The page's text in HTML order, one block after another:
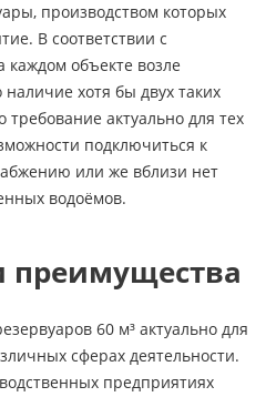
производством которых
В соответствии с
объекте возле
хотя бы двух таких
требование актуально для тех
подключиться к
или же вблизи нет
водоёмов.
преимущества
60 м³ актуально для
сферах деятельности.
предприятиях